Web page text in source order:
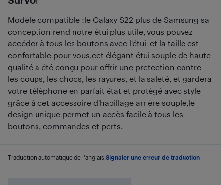
Modèle compatible :le Galaxy S22 plus de Samsung sa
conception rend notre étui plus utile, vous pouvez
accéder à tous les boutons avec l'étui, et la taille est
confortable pour vous,cet élégant étui souple de haute
qualité a été conçu pour offrir une protection contre
les coups, les chocs, les rayures, et la saleté, et gardera
votre téléphone en parfait état et protégé avec style
grâce à cet accessoire d'habillage arrière souple,le
design unique permet un accès facile à tous les
boutons, commandes et ports.
Traduction automatique de l'anglais. Signaler une erreur de traduction